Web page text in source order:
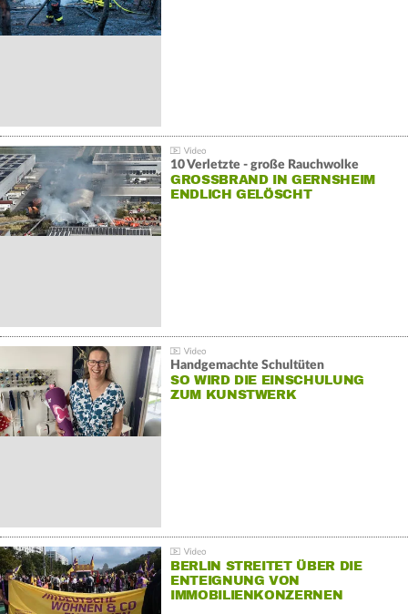
10 Verletzte - große Rauchwolke
GROSSBRAND IN GERNSHEIM E
NDLICH GELÖSCHT
Handgemachte Schultüten
SO WIRD DIE EINSCHULUNG
ZUM KUNSTWERK
BERLIN STREITET ÜBER DIE
ENTEIGNUNG VON
IMMOBILIENKONZERNEN